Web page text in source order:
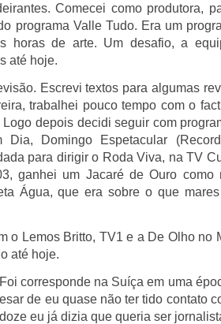
Comecei como produtora,
programa Valle Tudo. Era um
horas de arte. Um desafio, a
até hoje.
Escrevi textos para algumas
trabalhei pouco tempo com o
depois decidi seguir com
Domingo Espetacular
para dirigir o Roda Viva, na TV
ganhei um Jacaré de Ouro como
Água, que era sobre o que
o Lemos Britto, TV1 e a De Olho no
até hoje.
corresponde na Suíça em uma
de eu quase não ter tido contato
eu já dizia que queria ser